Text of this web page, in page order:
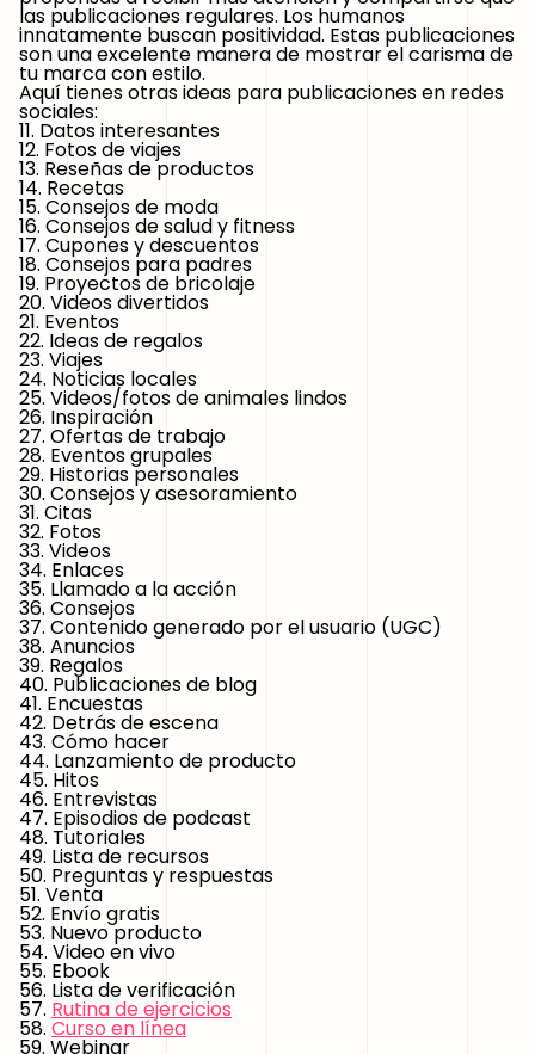
las publicaciones regulares. Los humanos
innatamente buscan positividad. Estas publicaciones
son una excelente manera de mostrar el carisma de
tu marca con estilo.
Aquí tienes otras ideas para publicaciones en redes
sociales:
11. Datos interesantes
12. Fotos de viajes
13. Reseñas de productos
14. Recetas
15. Consejos de moda
16. Consejos de salud y fitness
17. Cupones y descuentos
18. Consejos para padres
19. Proyectos de bricolaje
20. Videos divertidos
21. Eventos
22. Ideas de regalos
23. Viajes
24. Noticias locales
25. Videos/fotos de animales lindos
26. Inspiración
27. Ofertas de trabajo
28. Eventos grupales
29. Historias personales
30. Consejos y asesoramiento
31. Citas
32. Fotos
33. Videos
34. Enlaces
35. Llamado a la acción
36. Consejos
37. Contenido generado por el usuario (UGC)
38. Anuncios
39. Regalos
40. Publicaciones de blog
41. Encuestas
42. Detrás de escena
43. Cómo hacer
44. Lanzamiento de producto
45. Hitos
46. Entrevistas
47. Episodios de podcast
48. Tutoriales
49. Lista de recursos
50. Preguntas y respuestas
51. Venta
52. Envío gratis
53. Nuevo producto
54. Video en vivo
55. Ebook
56. Lista de verificación
57. Rutina de ejercicios
58. Curso en línea
59. Webinar